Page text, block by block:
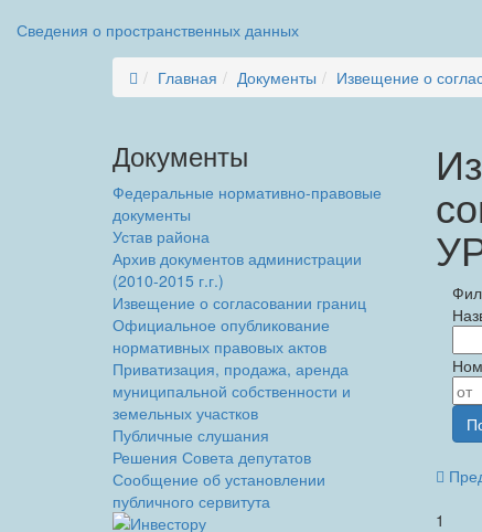
Сведения о пространственных данных
Главная Документы Извещение о
Документы
Федеральные нормативно-правовые
документы
Устав района
Архив документов администрации
(2010-2015 г.г.)
Извещение о согласовании границ
Официальное опубликование
нормативных правовых актов
Приватизация, продажа, аренда
муниципальной собственности и
земельных участков
Публичные слушания
Решения Совета депутатов
Сообщение об установлении
публичного сервитута
1